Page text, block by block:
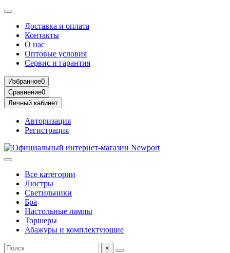
Доставка и оплата
Контакты
О нас
Оптовые условия
Сервис и гарантия
Избранное0
Сравнение0
Личный кабинет
Авторизация
Регистрация
Все категории
Люстры
Светильники
Бра
Настольные лампы
Торшеры
Абажуры и комплектующие
×